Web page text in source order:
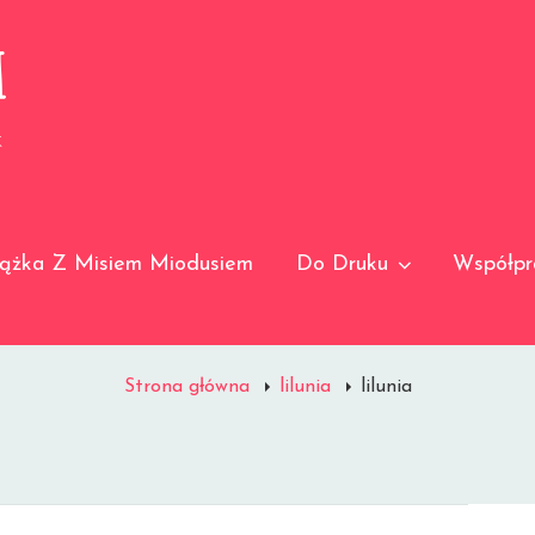
Z Misiem Miodusiem Do Druku
Strona główna lilunia lilunia